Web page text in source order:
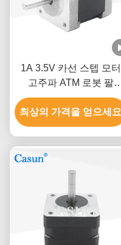
1A 3.5V 카선 스텝 모터
고주파 ATM 로봇 팔
Nema 14
최상의 가격을 얻으세요